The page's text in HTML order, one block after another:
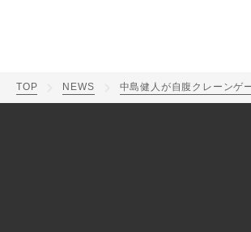
TOP NEWS 中島健人が自腹クレーンゲ